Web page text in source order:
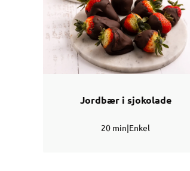
Jordbær i sjokolade
20 min|Enkel